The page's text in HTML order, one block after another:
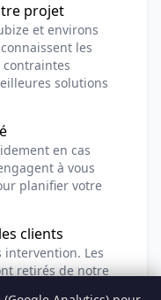
projet
et environs
les
solutions
en cas
à vous
planifier votre
clients
intervention. Les
retirés de notre